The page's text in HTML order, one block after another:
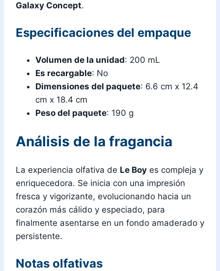
Galaxy Concept.
Especificaciones del empaque
Volumen de la unidad: 200 mL
Es recargable: No
Dimensiones del paquete: 6.6 cm x 12.4
cm x 18.4 cm
Peso del paquete: 190 g
Análisis de la fragancia
La experiencia olfativa de Le Boy es compleja y
enriquecedora. Se inicia con una impresión
fresca y vigorizante, evolucionando hacia un
corazón más cálido y especiado, para
finalmente asentarse en un fondo amaderado y
persistente.
Notas olfativas